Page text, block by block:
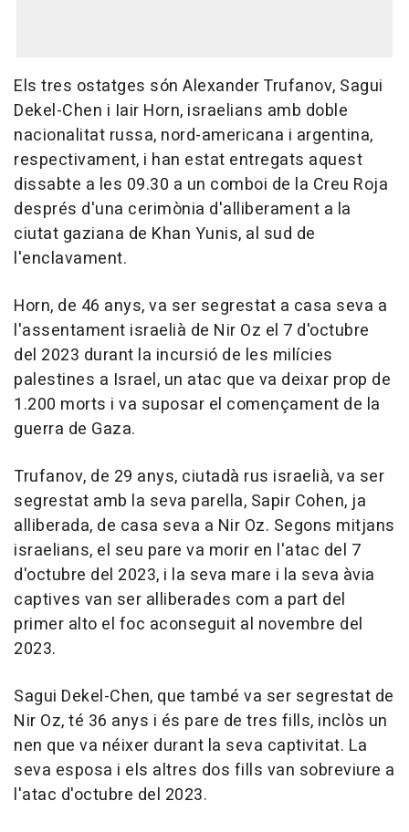
Els tres ostatges són Alexander Trufanov, Sagui
Dekel-Chen i Iair Horn, israelians amb doble
nacionalitat russa, nord-americana i argentina,
respectivament, i han estat entregats aquest
dissabte a les 09.30 a un comboi de la Creu Roja
després d'una cerimònia d'alliberament a la
ciutat gaziana de Khan Yunis, al sud de
l'enclavament.
Horn, de 46 anys, va ser segrestat a casa seva a
l'assentament israelià de Nir Oz el 7 d'octubre
del 2023 durant la incursió de les milícies
palestines a Israel, un atac que va deixar prop de
1.200 morts i va suposar el començament de la
guerra de Gaza.
Trufanov, de 29 anys, ciutadà rus israelià, va ser
segrestat amb la seva parella, Sapir Cohen, ja
alliberada, de casa seva a Nir Oz. Segons mitjans
israelians, el seu pare va morir en l'atac del 7
d'octubre del 2023, i la seva mare i la seva àvia
captives van ser alliberades com a part del
primer alto el foc aconseguit al novembre del
2023.
Sagui Dekel-Chen, que també va ser segrestat de
Nir Oz, té 36 anys i és pare de tres fills, inclòs un
nen que va néixer durant la seva captivitat. La
seva esposa i els altres dos fills van sobreviure a
l'atac d'octubre del 2023.